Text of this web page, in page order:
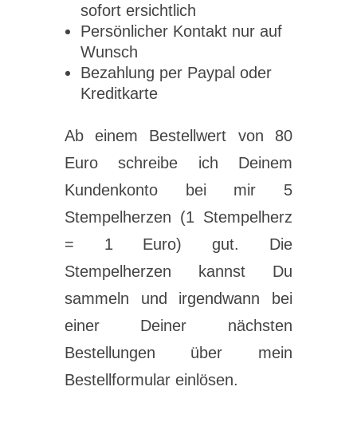
sofort ersichtlich
Persönlicher Kontakt nur auf
Wunsch
Bezahlung per Paypal oder
Kreditkarte
Ab einem Bestellwert von 80
Euro schreibe ich Deinem
Kundenkonto bei mir 5
Stempelherzen (1 Stempelherz
= 1 Euro) gut. Die
Stempelherzen kannst Du
sammeln und irgendwann bei
einer Deiner nächsten
Bestellungen über mein
Bestellformular einlösen.